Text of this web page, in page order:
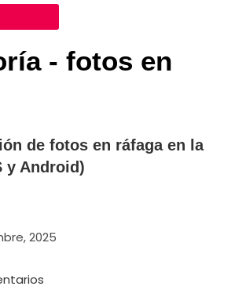
- fotos en
de fotos en ráfaga en la
y Android)
2025